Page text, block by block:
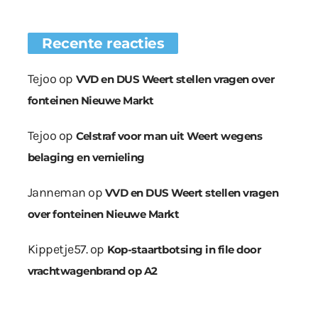
Recente reacties
Tejoo op VVD en DUS Weert stellen vragen over
fonteinen Nieuwe Markt
Tejoo op Celstraf voor man uit Weert wegens
belaging en vernieling
Janneman op VVD en DUS Weert stellen vragen
over fonteinen Nieuwe Markt
Kippetje57.op Kop-staartbotsing in file door
vrachtwagenbrand op A2